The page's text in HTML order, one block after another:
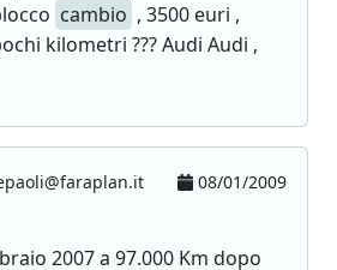
cambio , 3500 euri ,
kilometri ??? Audi Audi ,
08/01/2009
2007 a 97.000 Km dopo